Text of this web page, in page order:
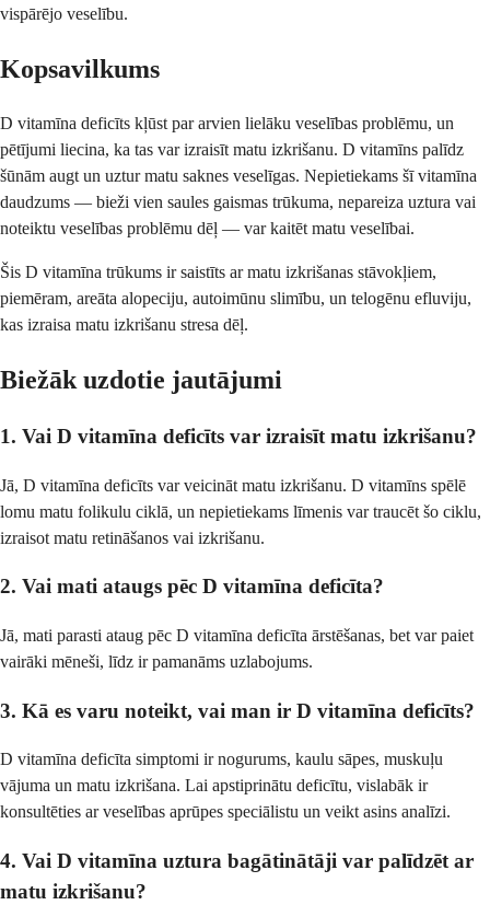
vispārējo veselību.
Kopsavilkums
D vitamīna deficīts kļūst par arvien lielāku veselības problēmu, un
pētījumi liecina, ka tas var izraisīt matu izkrišanu. D vitamīns palīdz
šūnām augt un uztur matu saknes veselīgas. Nepietiekams šī vitamīna
daudzums — bieži vien saules gaismas trūkuma, nepareiza uztura vai
noteiktu veselības problēmu dēļ — var kaitēt matu veselībai.
Šis D vitamīna trūkums ir saistīts ar matu izkrišanas stāvokļiem,
piemēram, areāta alopeciju, autoimūnu slimību, un telogēnu efluviju,
kas izraisa matu izkrišanu stresa dēļ.
Biežāk uzdotie jautājumi
1. Vai D vitamīna deficīts var izraisīt matu izkrišanu?
Jā, D vitamīna deficīts var veicināt matu izkrišanu. D vitamīns spēlē
lomu matu folikulu ciklā, un nepietiekams līmenis var traucēt šo ciklu,
izraisot matu retināšanos vai izkrišanu.
2. Vai mati ataugs pēc D vitamīna deficīta?
Jā, mati parasti ataug pēc D vitamīna deficīta ārstēšanas, bet var paiet
vairāki mēneši, līdz ir pamanāms uzlabojums.
3. Kā es varu noteikt, vai man ir D vitamīna deficīts?
D vitamīna deficīta simptomi ir nogurums, kaulu sāpes, muskuļu
vājuma un matu izkrišana. Lai apstiprinātu deficītu, vislabāk ir
konsultēties ar veselības aprūpes speciālistu un veikt asins analīzi.
4. Vai D vitamīna uztura bagātinātāji var palīdzēt ar
matu izkrišanu?